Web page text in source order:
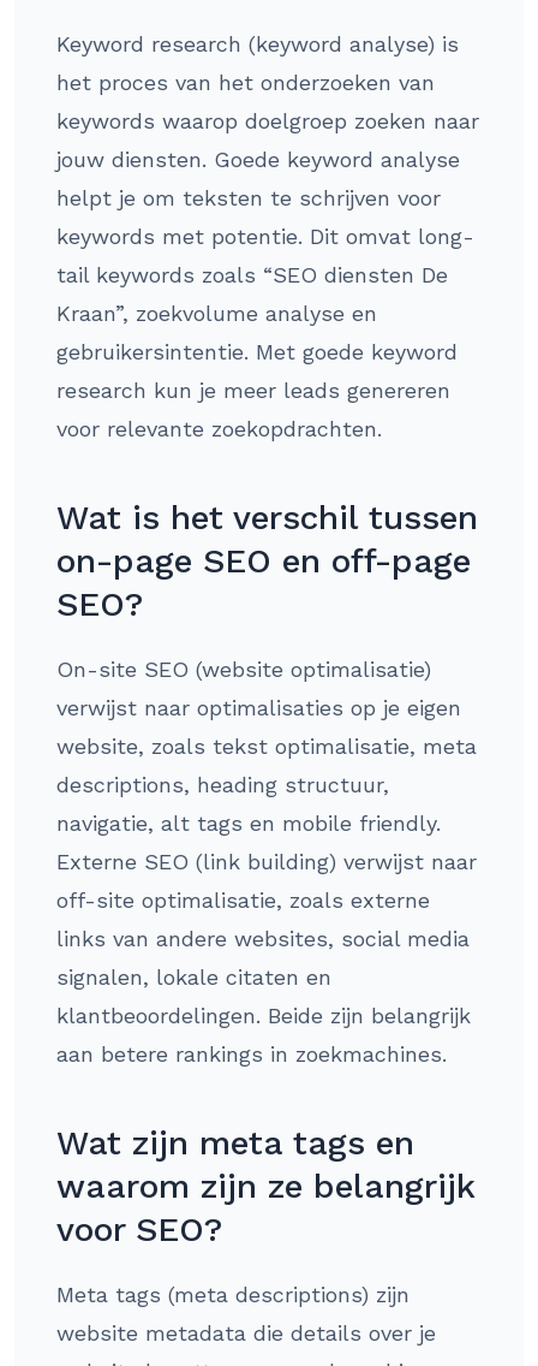
Keyword research (keyword analyse) is
het proces van het onderzoeken van
keywords waarop doelgroep zoeken naar
jouw diensten. Goede keyword analyse
helpt je om teksten te schrijven voor
keywords met potentie. Dit omvat long-
tail keywords zoals “SEO diensten De
Kraan”, zoekvolume analyse en
gebruikersintentie. Met goede keyword
research kun je meer leads genereren
voor relevante zoekopdrachten.
Wat is het verschil tussen
on-page SEO en off-page
SEO?
On-site SEO (website optimalisatie)
verwijst naar optimalisaties op je eigen
website, zoals tekst optimalisatie, meta
descriptions, heading structuur,
navigatie, alt tags en mobile friendly.
Externe SEO (link building) verwijst naar
off-site optimalisatie, zoals externe
links van andere websites, social media
signalen, lokale citaten en
klantbeoordelingen. Beide zijn belangrijk
aan betere rankings in zoekmachines.
Wat zijn meta tags en
waarom zijn ze belangrijk
voor SEO?
Meta tags (meta descriptions) zijn
website metadata die details over je